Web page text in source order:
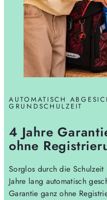
AUTOMATISCH
GRUNDSCHULZEIT
4 Jahre
ohne
Sorglos durch die
Jahre lang automatisch
Garantie ganz ohne